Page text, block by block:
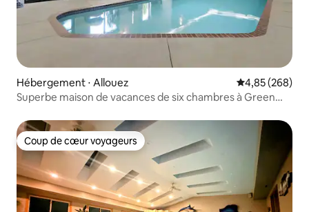
Hébergement ⋅ Allouez Évaluation
4,85 (268)
Superbe maison de vacances de six chambres à Green
Coup de cœur voyageurs
Coup de cœur voyageurs